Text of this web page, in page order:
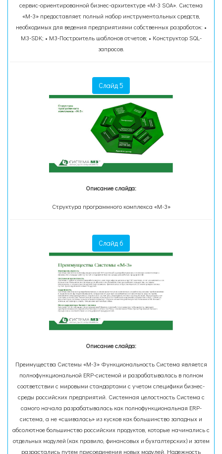
сервис-ориентированной бизнес-архитектуре «М-3 SOA». Система
«М-3» предоставляет полный набор инструментальных средств,
необходимых для ведения предприятиями собственных разработок: •
М3-SDK; • М3-Построитель шаблонов отчетов; • Конструктор SQL-
запросов.
Слайд 5
Описание слайда:
Структура программного комплекса «M-3»
Слайд 6
Описание слайда:
Преимущества Системы «М-3» Функциональность Система является
полнофункциональной ERP-системой и разрабатывалась в полном
соответствии с мировыми стандартами с учетом специфики бизнес-
среды российских предприятий. Системная целостность Система с
самого начала разрабатывалась как полнофункциональная ERP-
система, а не «сшивалась» из кусков как большинство западных и
абсолютное большинство российских продуктов, которые начинались с
отдельных модулей (как правило, финансовых и бухгалтерских) и затем
разрастались путем присоединения новых модулей. Надежность